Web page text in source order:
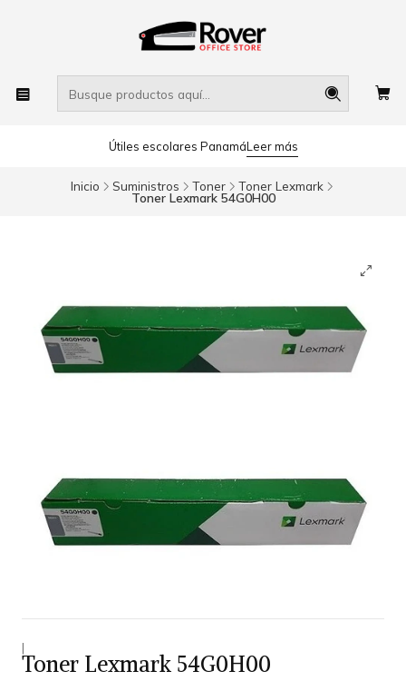
Útiles escolares PanamáLeer más
Inicio Suministros Toner Toner Lexmark
Toner Lexmark 54G0H00
|
Toner Lexmark 54G0H00